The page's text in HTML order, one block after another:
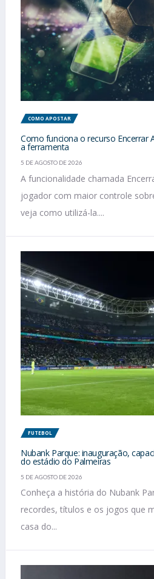
COMO APOSTAR
Como funciona o recurso Encerrar
a ferramenta
5 DE AGOSTO DE 2026
A funcionalidade chamada
jogador com maior controle
veja como utilizá-la....
FUTEBOL
Nubank Parque: inauguração,
do estádio do Palmeiras
5 DE AGOSTO DE 2026
Conheça a história do Nubank
recordes, títulos e os jogos que
casa do...